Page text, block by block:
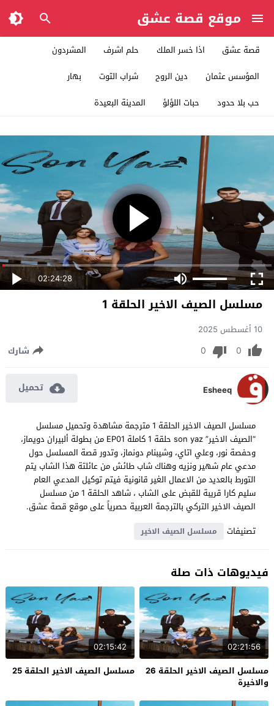
موقع قصة عشق
قصة عشق اذا خسر الملك حلم اشرف
المشردون
المؤسس عثمان
دين الروح شراب التوت
بهار
حب بلا حدود
حبات اللؤلؤ المدينة البعيدة
02:24:28
مسلسل الصيف الاخير الحلقة 1
10 أغسطس 2025
0
0 شارك
Esheeq تحميل
مسلسل الصيف الاخير الحلقة 1 مترجمة مشاهدة وتحميل مسلسل
“الصيف الاخير” son yaz حلقة 1 كاملة EP01 من بطولة ألبيران دويماز،
وحفصة نور، وعلي اتاي، وشيبنام دونماز، وتدور قصة المسلسل حول
مدعي عام شهير ونزيه وهناك شاب طائش من عائلتة هذا الشاب يتم
التورط بالعديد من الاعمال الغير قانونية فيتم توكيل المدعي العام
سليم كارا قريبة للقبض على الشاب ، شاهد الحلقة 1 من مسلسل
الصيف الاخير التركي بالترجمة العربية حصرياً على موقع قصة عشق.
تصنيفات
مسلسل الصيف الاخير
فيديوهات ذات صلة
02:21:56
مسلسل الصيف الاخير الحلقة 26
والاخيرة
02:15:42
مسلسل الصيف الاخير الحلقة 25